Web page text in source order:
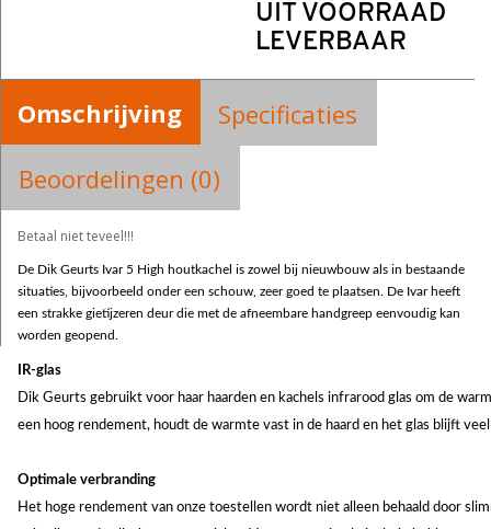
UIT VOORRAAD
LEVERBAAR
Omschrijving
Specificaties
Beoordelingen (0)
Betaal niet teveel!!!
De Dik Geurts Ivar 5 High houtkachel is zowel bij nieuwbouw als in bestaande
situaties, bijvoorbeeld onder een schouw, zeer goed te plaatsen. De Ivar heeft
een strakke gietijzeren deur die met de afneembare handgreep eenvoudig kan
worden geopend.
IR-glas
Dik Geurts gebruikt voor haar haarden en kachels infrarood glas om de
een hoog rendement, houdt de warmte vast in de haard en het glas blijft
Optimale verbranding
Het hoge rendement van onze toestellen wordt niet alleen behaald door